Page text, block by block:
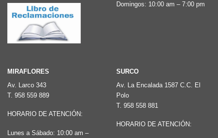
Domingos: 10:00 am – 7:00 pm
MIRAFLORES
Av. Larco 343
T. 958 559 889
HORARIO DE ATENCIÓN:
Lunes a Sábado: 10:00 am –
SURCO
Av. La Encalada 1587 C.C. El
Polo
T. 958 558 881
HORARIO DE ATENCIÓN: